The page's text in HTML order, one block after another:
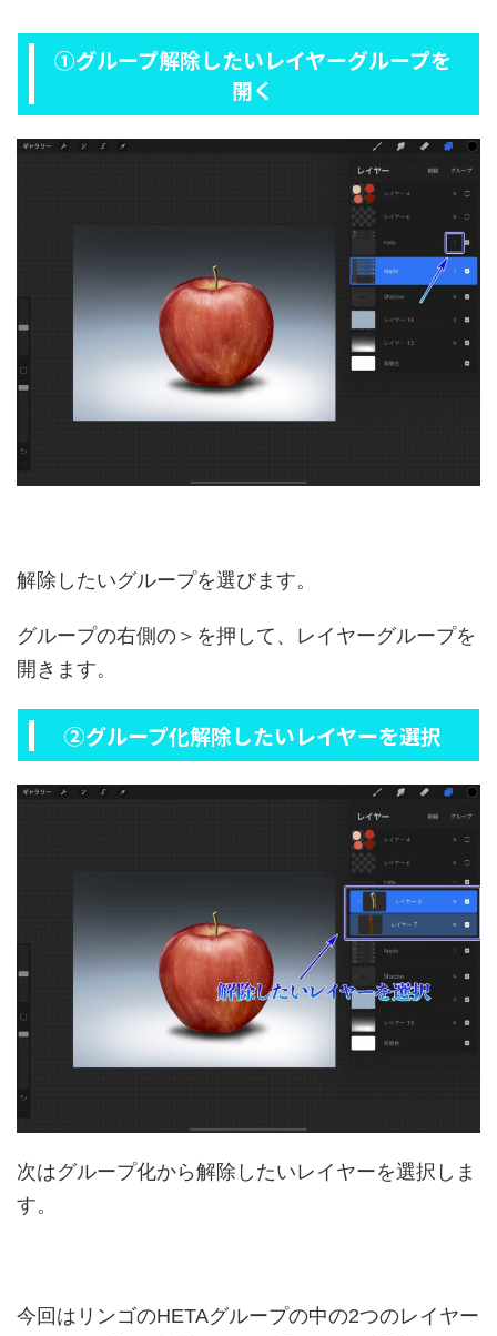
①グループ解除したいレイヤーグループを
開く
解除したいグループを選びます。
グループの右側の＞を押して、レイヤーグループを
開きます。
②グループ化解除したいレイヤーを選択
次はグループ化から解除したいレイヤーを選択しま
す。
今回はリンゴのHETAグループの中の2つのレイヤー